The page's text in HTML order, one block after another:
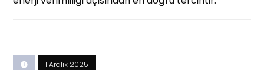
1 Aralık 2025